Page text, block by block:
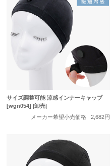
サイズ調整可能 涼感インナーキャップ
[wgn054] |卸売|
メーカー希望小売価格
2,682円